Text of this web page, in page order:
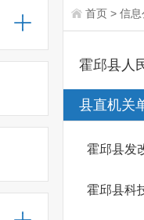
首页 > 信息
霍邱县人
县直机关
霍邱县发
霍邱县科